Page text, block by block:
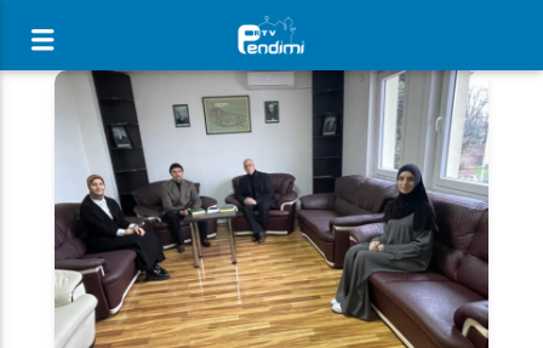
[There are no radio stations in the database]